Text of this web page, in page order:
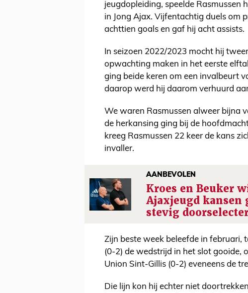
jeugdopleiding, speelde Rasmussen
in Jong Ajax. Vijfentachtig duels om
achttien goals en gaf hij acht assists.
In seizoen 2022/2023 mocht hij
opwachting maken in het eerste
ging beide keren om een invalbeurt
daarop werd hij daarom verhuurd
We waren Rasmussen alweer bijna
de herkansing ging bij de
kreeg Rasmussen 22 keer de kans
invaller.
AANBEVOLEN
Kroes en Beuker
Ajaxjeugd kansen
stevig
Zijn beste week beleefde in februari,
(0-2) de wedstrijd in het slot gooide,
Union Sint-Gillis (0-2) eveneens de
Die lijn kon hij echter niet